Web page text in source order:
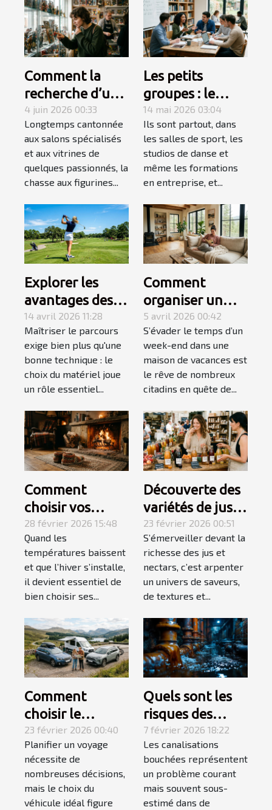
Comment la
recherche d’une
figurine rare
devient une
quête
personnelle
4 juin 2026 00:33
Longtemps cantonnée
aux salons spécialisés
et aux vitrines de
quelques passionnés, la
chasse aux figurines...
Les petits
groupes : le
secret d’un
apprentissage
accéléré
14 mai 2026 03:04
Ils sont partout, dans
les salles de sport, les
studios de danse et
même les formations
en entreprise, et...
Explorer les
avantages des
équipements de
golf spécialisés
pour gauchers
14 avril 2026 11:28
Maîtriser le parcours
exige bien plus qu'une
bonne technique : le
choix du matériel joue
un rôle essentiel...
Comment
organiser un
week-end
détente réussi
en maison de
vacances ?
5 avril 2026 00:42
S’évader le temps d’un
week-end dans une
maison de vacances est
le rêve de nombreux
citadins en quête de...
Comment
choisir vos
chaussons pour
un hiver douillet
et chaud ?
28 février 2026 15:48
Quand les
températures baissent
et que l’hiver s’installe,
il devient essentiel de
bien choisir ses...
Découverte des
variétés de jus
et nectars pour
des palais
exigeants
23 février 2026 00:51
S’émerveiller devant la
richesse des jus et
nectars, c’est arpenter
un univers de saveurs,
de textures et...
Comment
choisir le
véhicule idéal
pour votre
prochain voyage
?
23 février 2026 00:40
Planifier un voyage
nécessite de
nombreuses décisions,
mais le choix du
véhicule idéal figure
Quels sont les
risques des
canalisations
bouchées pour
votre maison ?
7 février 2026 18:22
Les canalisations
bouchées représentent
un problème courant
mais souvent sous-
estimé dans de